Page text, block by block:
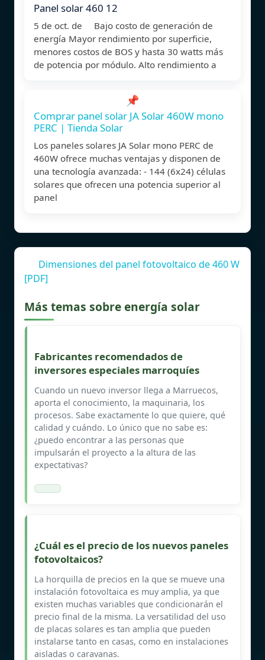
Panel solar 460 12
5 de oct. de Bajo costo de generación de
energía Mayor rendimiento por superficie,
menores costos de BOS y hasta 30 watts más
de potencia por módulo. Alto rendimiento a
📌
Comprar panel solar JA Solar 460W mono
PERC | Tienda Solar
Los paneles solares JA Solar mono PERC de
460W ofrece muchas ventajas y disponen de
una tecnología avanzada: - 144 (6x24) células
solares que ofrecen una potencia superior al
panel
Dimensiones del panel fotovoltaico de 460 W
[PDF]
Más temas sobre energía solar
Fabricantes recomendados de
inversores especiales marroquíes
Cuando un nuevo inversor llega a Marruecos,
aporta el conocimiento, la maquinaria, los
procesos. Sabe exactamente lo que quiere, qué
calidad y cuándo. Lo único que no sabe es:
¿puedo encontrar a las personas que
impulsarán el proyecto a la altura de las
expectativas?
¿Cuál es el precio de los nuevos paneles
fotovoltaicos?
La horquilla de precios en la que se mueve una
instalación fotovoltaica es muy amplia, ya que
existen muchas variables que condicionarán el
precio final de la misma. La versatilidad del uso
de placas solares es tan amplia que pueden
instalarse tanto en casas, como en instalaciones
aisladas o caravanas.